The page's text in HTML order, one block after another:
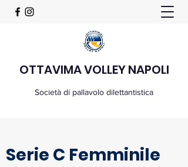
OTTAVIMA VOLLEY NAPOLI
Società di pallavolo dilettantistica
Serie C Femminile